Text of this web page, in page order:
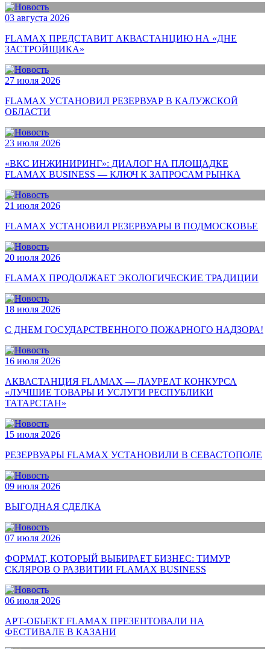
03 августа 2026
FLAMAX ПРЕДСТАВИТ АКВАСТАНЦИЮ НА «ДНЕ
ЗАСТРОЙЩИКА»
27 июля 2026
FLAMAX УСТАНОВИЛ РЕЗЕРВУАР В КАЛУЖСКОЙ
ОБЛАСТИ
23 июля 2026
«ВКС ИНЖИНИРИНГ»: ДИАЛОГ НА ПЛОЩАДКЕ
FLAMAX BUSINESS — КЛЮЧ К ЗАПРОСАМ РЫНКА
21 июля 2026
FLAMAX УСТАНОВИЛ РЕЗЕРВУАРЫ В ПОДМОСКОВЬЕ
20 июля 2026
FLAMAX ПРОДОЛЖАЕТ ЭКОЛОГИЧЕСКИЕ ТРАДИЦИИ
18 июля 2026
С ДНЕМ ГОСУДАРСТВЕННОГО ПОЖАРНОГО НАДЗОРА!
16 июля 2026
АКВАСТАНЦИЯ FLAMAX — ЛАУРЕАТ КОНКУРСА
«ЛУЧШИЕ ТОВАРЫ И УСЛУГИ РЕСПУБЛИКИ
ТАТАРСТАН»
15 июля 2026
РЕЗЕРВУАРЫ FLAMAX УСТАНОВИЛИ В СЕВАСТОПОЛЕ
09 июля 2026
ВЫГОДНАЯ СДЕЛКА
07 июля 2026
ФОРМАТ, КОТОРЫЙ ВЫБИРАЕТ БИЗНЕС: ТИМУР
СКЛЯРОВ О РАЗВИТИИ FLAMAX BUSINESS
06 июля 2026
АРТ-ОБЪЕКТ FLAMAX ПРЕЗЕНТОВАЛИ НА
ФЕСТИВАЛЕ В КАЗАНИ